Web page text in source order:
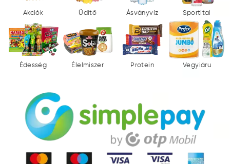
Akciók Üdítő Ásványvíz Sportital
Édesség Élelmiszer Protein Vegyiáru